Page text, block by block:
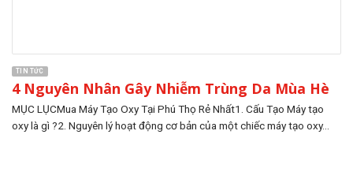
TIN TỨC
4 Nguyên Nhân Gây Nhiễm Trùng Da Mùa Hè
MỤC LỤCMua Máy Tạo Oxy Tại Phú Thọ Rẻ Nhất1. Cấu Tạo Máy tạo
oxy là gì ?2. Nguyên lý hoạt động cơ bản của một chiếc máy tạo oxy...